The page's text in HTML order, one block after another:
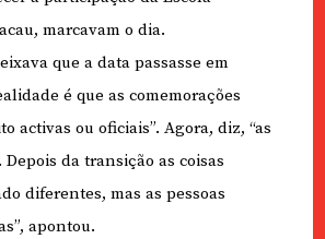
marcavam o dia.
que a data passasse em
é que as comemorações
activas ou oficiais”. Agora, diz, “as
Depois da transição as coisas
diferentes, mas as pessoas
apontou.